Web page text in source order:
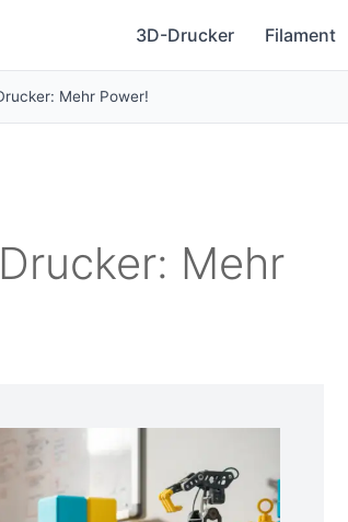
3D-Drucker Filament
Mehr Power!
Mehr